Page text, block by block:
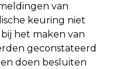
van
keuring niet
het maken van
geconstateerd
doen besluiten